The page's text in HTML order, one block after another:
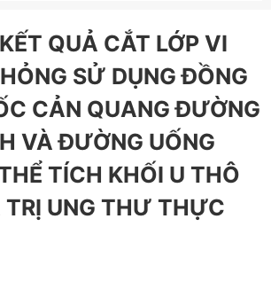
QUẢ CẮT LỚP VI
SỬ DỤNG ĐỒNG
CẢN QUANG ĐƯỜNG
VÀ ĐƯỜNG UỐNG
TÍCH KHỐI U THÔ
TRỊ UNG THƯ THỰC